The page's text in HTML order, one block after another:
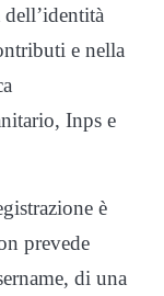
e nella
Inps e
è
prevede
di una